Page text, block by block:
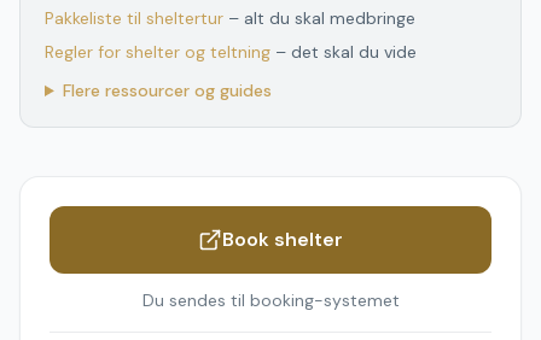
Pakkeliste til sheltertur – alt du skal medbringe
Regler for shelter og teltning – det skal du vide
Flere ressourcer og guides
Book shelter
Du sendes til booking-systemet